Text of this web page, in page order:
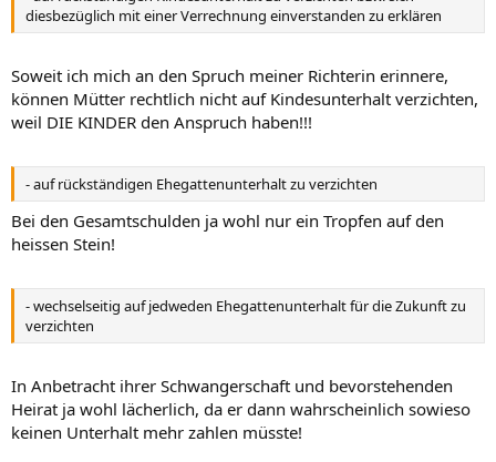
diesbezüglich mit einer Verrechnung einverstanden zu erklären
Soweit ich mich an den Spruch meiner Richterin erinnere,
können Mütter rechtlich nicht auf Kindesunterhalt verzichten,
weil DIE KINDER den Anspruch haben!!!
- auf rückständigen Ehegattenunterhalt zu verzichten
Bei den Gesamtschulden ja wohl nur ein Tropfen auf den
heissen Stein!
- wechselseitig auf jedweden Ehegattenunterhalt für die Zukunft zu
verzichten
In Anbetracht ihrer Schwangerschaft und bevorstehenden
Heirat ja wohl lächerlich, da er dann wahrscheinlich sowieso
keinen Unterhalt mehr zahlen müsste!